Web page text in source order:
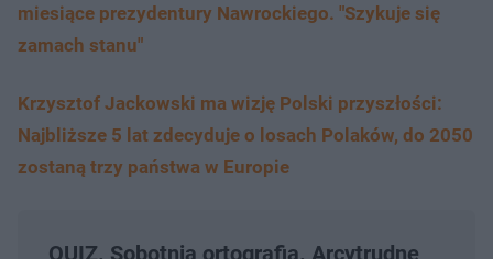
miesiące prezydentury Nawrockiego. "Szykuje się
zamach stanu"
Krzysztof Jackowski ma wizję Polski przyszłości:
Najbliższe 5 lat zdecyduje o losach Polaków, do 2050
zostaną trzy państwa w Europie
QUIZ. Sobotnia ortografia. Arcytrudne